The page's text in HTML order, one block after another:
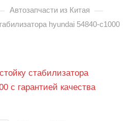
Автозапчасти из Китая —
hyundai 54840-с1000